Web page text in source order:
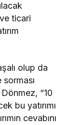
ticari
olup da
sorması
“10
bu yatırımı
cevabını